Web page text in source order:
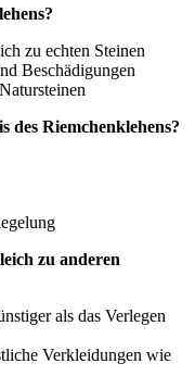
zu echten Steinen
Beschädigungen
des Riemchenklehens?
zu anderen
als das Verlegen
Verkleidungen wie